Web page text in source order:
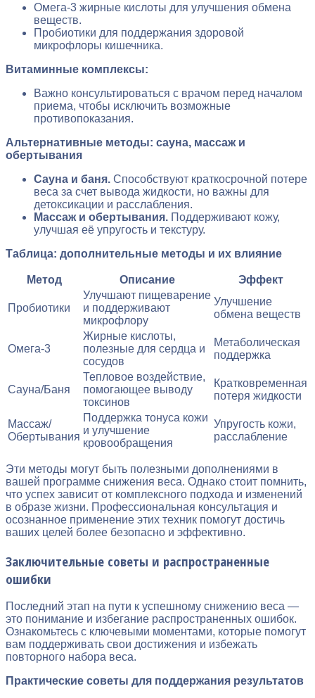
Омега-3 жирные кислоты для улучшения обмена
веществ.
Пробиотики для поддержания здоровой
микрофлоры кишечника.
Витаминные комплексы:
Важно консультироваться с врачом перед началом
приема, чтобы исключить возможные
противопоказания.
Альтернативные методы: сауна, массаж и
обертывания
Сауна и баня. Способствуют краткосрочной потере
веса за счет вывода жидкости, но важны для
детоксикации и расслабления.
Массаж и обертывания. Поддерживают кожу,
улучшая её упругость и текстуру.
Таблица: дополнительные методы и их влияние
Метод Описание Эффект
Пробиотики
Улучшают пищеварение
и поддерживают
микрофлору
Улучшение
обмена веществ
Омега-3
Жирные кислоты,
полезные для сердца и
сосудов
Метаболическая
поддержка
Сауна/Баня
Тепловое воздействие,
помогающее выводу
токсинов
Кратковременная
потеря жидкости
Массаж/
Обертывания
Поддержка тонуса кожи
и улучшение
кровообращения
Упругость кожи,
расслабление
Эти методы могут быть полезными дополнениями в
вашей программе снижения веса. Однако стоит помнить,
что успех зависит от комплексного подхода и изменений
в образе жизни. Профессиональная консультация и
осознанное применение этих техник помогут достичь
ваших целей более безопасно и эффективно.
Заключительные советы и распространенные
ошибки
Последний этап на пути к успешному снижению веса —
это понимание и избегание распространенных ошибок.
Ознакомьтесь с ключевыми моментами, которые помогут
вам поддерживать свои достижения и избежать
повторного набора веса.
Практические советы для поддержания результатов